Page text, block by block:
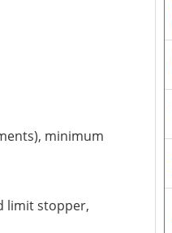
minimum
limit stopper,